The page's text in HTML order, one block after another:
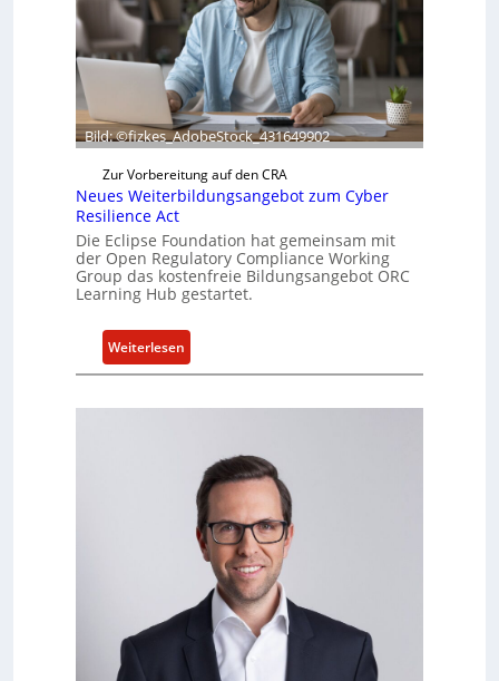
f
e
r
t
a
k
t
u
e
l
e
Z
h
l
n
a
Bild: ©fizkes_AdobeStock_431649902
Zur Vorbereitung auf den CRA
Neues Weiterbildungsangebot zum Cyber
Resilience Act
Die Eclipse Foundation hat gemeinsam mit
der Open Regulatory Compliance Working
Group das kostenfreie Bildungsangebot ORC
Learning Hub gestartet.
Weiterlesen:
N
i